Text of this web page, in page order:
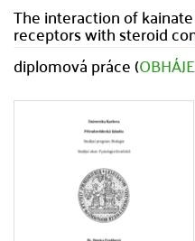
The interaction of
receptors with steroid
diplomová práce (